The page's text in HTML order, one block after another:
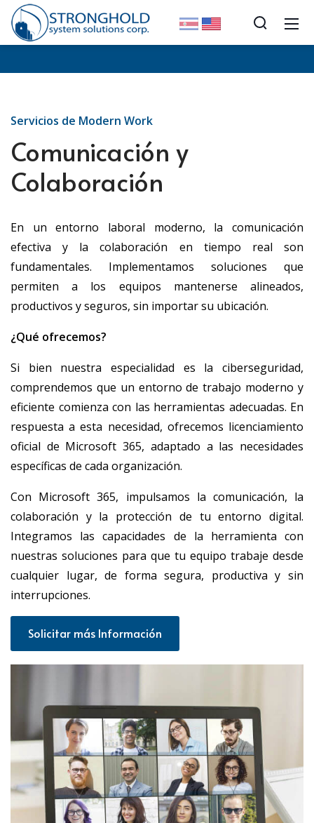
Servicios de Modern Work
Comunicación y
Colaboración
En un entorno laboral moderno, la comunicación
efectiva y la colaboración en tiempo real son
fundamentales. Implementamos soluciones que
permiten a los equipos mantenerse alineados,
productivos y seguros, sin importar su ubicación.
¿Qué ofrecemos?
Si bien nuestra especialidad es la ciberseguridad,
comprendemos que un entorno de trabajo moderno y
eficiente comienza con las herramientas adecuadas. En
respuesta a esta necesidad, ofrecemos licenciamiento
oficial de Microsoft 365, adaptado a las necesidades
específicas de cada organización.
Con Microsoft 365, impulsamos la comunicación, la
colaboración y la protección de tu entorno digital.
Integramos las capacidades de la herramienta con
nuestras soluciones para que tu equipo trabaje desde
cualquier lugar, de forma segura, productiva y sin
interrupciones.
Solicitar más Información